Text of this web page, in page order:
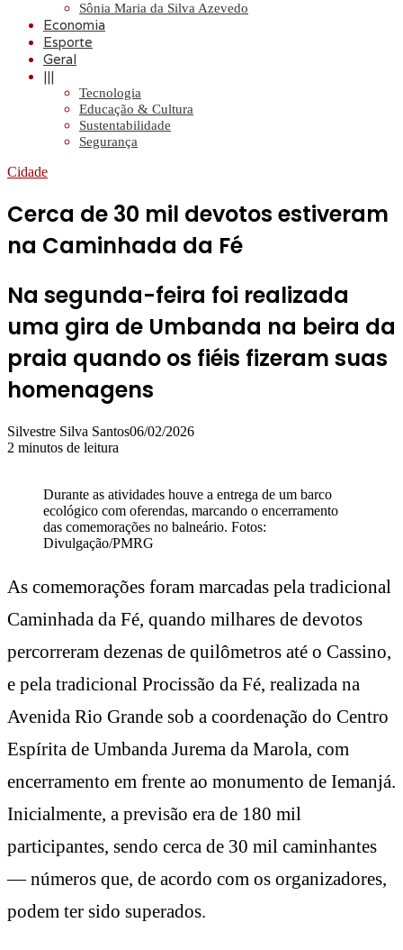
Sônia Maria da Silva Azevedo
Economia
Esporte
Geral
|||
Tecnologia
Educação & Cultura
Sustentabilidade
Segurança
Cidade
Cerca de 30 mil devotos estiveram
na Caminhada da Fé
Na segunda-feira foi realizada
uma gira de Umbanda na beira da
praia quando os fiéis fizeram suas
homenagens
Silvestre Silva Santos06/02/2026
2 minutos de leitura
Durante as atividades houve a entrega de um barco
ecológico com oferendas, marcando o encerramento
das comemorações no balneário. Fotos:
Divulgação/PMRG
As comemorações foram marcadas pela tradicional
Caminhada da Fé, quando milhares de devotos
percorreram dezenas de quilômetros até o Cassino,
e pela tradicional Procissão da Fé, realizada na
Avenida Rio Grande sob a coordenação do Centro
Espírita de Umbanda Jurema da Marola, com
encerramento em frente ao monumento de Iemanjá.
Inicialmente, a previsão era de 180 mil
participantes, sendo cerca de 30 mil caminhantes
— números que, de acordo com os organizadores,
podem ter sido superados.